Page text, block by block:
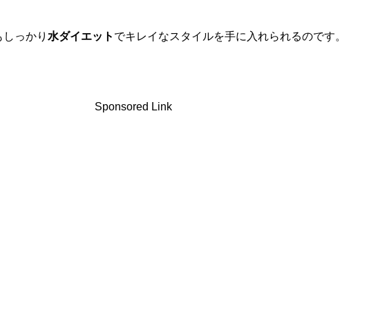
っかり 水ダイエット でキレイなスタイルを手に入れられるのです。
Sponsored Link